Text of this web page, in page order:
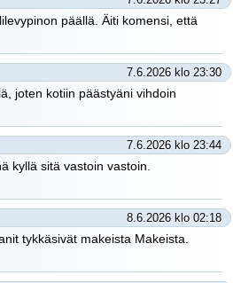
päällä. Äiti komensi, että
7.6.2026 klo 23:30
joten kotiin päästyäni vihdoin
7.6.2026 klo 23:44
kyllä sitä vastoin vastoin.
8.6.2026 klo 02:18
tykkäsivät makeista Makeista.